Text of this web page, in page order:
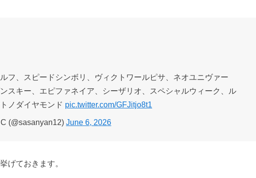
フ、スピードシンボリ、ヴィクトワールピサ、ネオユニヴァー
スキー、エピファネイア、シーザリオ、スペシャルウィーク、ル
ノダイヤモンド pic.twitter.com/GFJitjo8t1
(@sasanyan12) June 6, 2026
げておきます。